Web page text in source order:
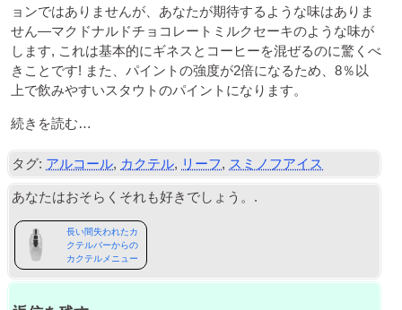
ョンではありませんが、あなたが期待するような味はありま
せん—マクドナルドチョコレートミルクセーキのような味が
します, これは基本的にギネスとコーヒーを混ぜるのに驚くべ
きことです! また、パイントの強度が2倍になるため、8％以
上で飲みやすいスタウトのパイントになります。
続きを読む…
タグ: アルコール, カクテル, リーフ, スミノフアイス
あなたはおそらくそれも好きでしょう。.
長い間失われたカ
クテルバーからの
カクテルメニュー